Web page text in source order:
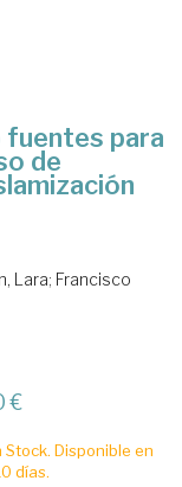
fuentes para
de
Lara; Francisco
€
Stock. Disponible en
días.